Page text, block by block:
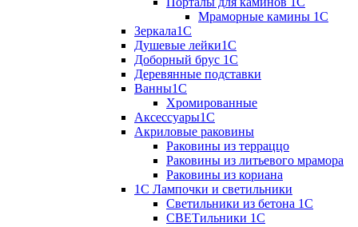
Мраморные камины 1C
Зеркала1С
Душевые лейки1С
Доборный брус 1С
Деревянные подставки
Ванны1С
Хромированные
Аксессуары1С
Акриловые раковины
Раковины из терраццо
Раковины из литьевого мрамора
Раковины из кориана
1С Лампочки и светильники
Светильники из бетона 1С
СВЕТильники 1С